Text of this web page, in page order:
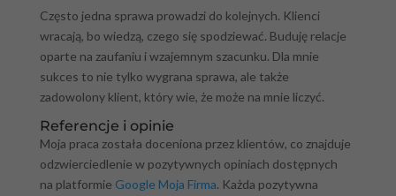
Często jedna sprawa prowadzi do kolejnych. Klienci
wracają, bo wiedzą, czego się spodziewać. Buduję relacje
oparte na zaufaniu i wzajemnym szacunku. Dla mnie
sukces to nie tylko wygrana sprawa, ale także
zadowolony klient, który wie, że może na mnie liczyć.
Referencje i opinie
Moja praca została doceniona przez klientów, co znajduje
odzwierciedlenie w pozytywnych opiniach dostępnych
na platformie Google Moja Firma. Każda pozytywna